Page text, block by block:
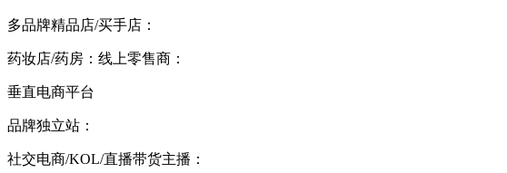
多品牌精品店/买手店：
药妆店/药房：线上零售商：
垂直电商平台
品牌独立站：
社交电商/KOL/直播带货主播：